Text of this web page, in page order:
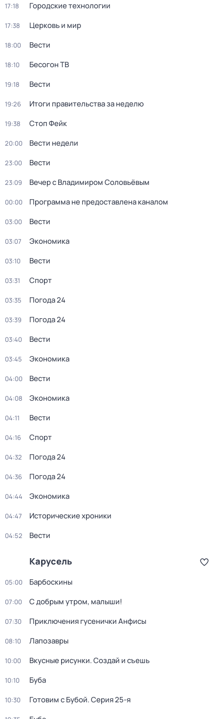
17:18 Городские технологии
17:38 Церковь и мир
18:00 Вести
18:10 Бесогон ТВ
19:18 Вести
19:26 Итоги правительства за неделю
19:38 Стоп Фейк
20:00 Вести недели
23:00 Вести
23:09 Вечер с Владимиром Соловьёвым
00:00 Программа не предоставлена каналом
03:00 Вести
03:07 Экономика
03:10 Вести
03:31 Спорт
03:35 Погода 24
03:39 Погода 24
03:40 Вести
03:45 Экономика
04:00 Вести
04:08 Экономика
04:11 Вести
04:16 Спорт
04:32 Погода 24
04:36 Погода 24
04:44 Экономика
04:47 Исторические хроники
04:52 Вести
Карусель
05:00 Барбоскины
07:00 С добрым утром, малыши!
07:30 Приключения гусенички Анфисы
08:10 Лапозавры
10:00 Вкусные рисунки. Создай и съешь
10:10 Буба
10:30 Готовим с Бубой. Серия 25-я